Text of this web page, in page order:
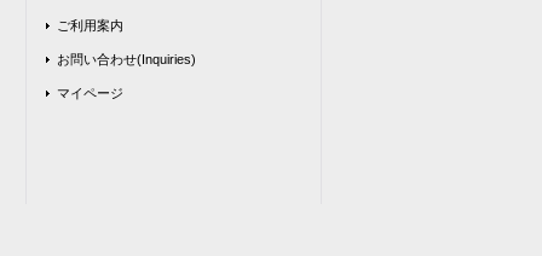
ご利用案内
お問い合わせ(Inquiries)
マイページ